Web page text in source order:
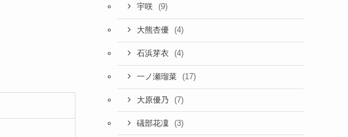
宇咲 (9)
大熊杏優 (4)
石浜芽衣 (4)
一ノ瀬瑠菜 (17)
大原優乃 (7)
礒部花凜 (3)